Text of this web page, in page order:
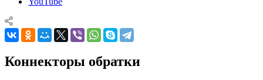
Коннекторы обратки